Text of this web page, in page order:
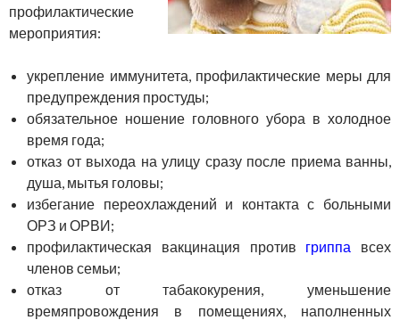
профилактические
мероприятия:
укрепление иммунитета, профилактические меры для
предупреждения простуды;
обязательное ношение головного убора в холодное
время года;
отказ от выхода на улицу сразу после приема ванны,
душа, мытья головы;
избегание переохлаждений и контакта с больными
ОРЗ и ОРВИ;
профилактическая вакцинация против гриппа всех
членов семьи;
отказ от табакокурения, уменьшение
времяпровождения в помещениях, наполненных